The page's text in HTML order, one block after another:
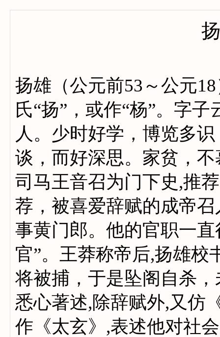
扬雄（公元前53～公元
氏“扬”，或作“杨”。字
人。少时好学，博览多
谈，而好深思。家贫，
司马王音召为门下史,推
荐，被喜爱辞赋的成帝
事黄门郎。他的官职一
官”。王莽称帝后,扬雄校
将被捕，于是坠阁自杀
悉心著述,除辞赋外,又仿
作《太玄》,表述他对社